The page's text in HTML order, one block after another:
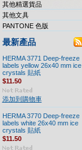
其他精選貨品
其他文具
PANTONE 色版
最新產品
HERMA 3771 Deep-freeze
labels yellow 26x40 mm ice
crystals 貼紙
$11.50
添加到購物車
HERMA 3770 Deep-freeze
labels white 26x40 mm ice
crystals 貼紙
$11.50